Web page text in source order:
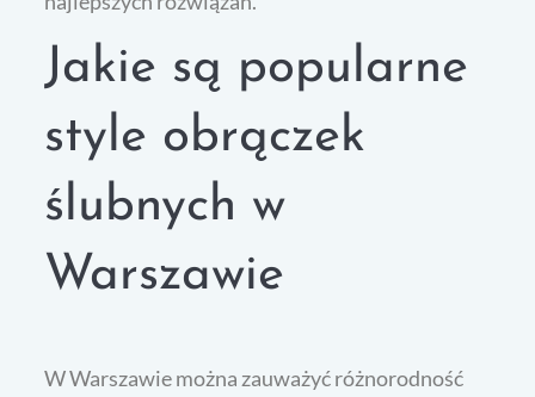
Jakie są popularne
style obrączek
ślubnych w
Warszawie
W Warszawie można zauważyć różnorodność